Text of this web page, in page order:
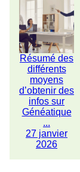
Résumé des
différents
moyens
d’obtenir des
infos sur
Généatique
...
27 janvier
2026